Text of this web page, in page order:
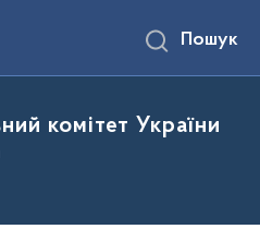
Пошук
комітет України